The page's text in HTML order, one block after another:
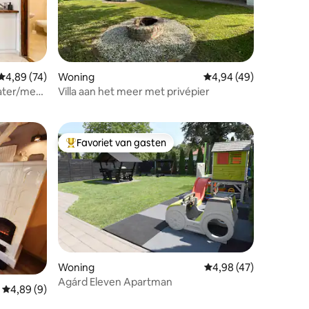
beoordeling van 4,89 uit 5, 74 recensies
4,89 (74)
met
Woning Gemiddelde
4,94 (49)
Villa aan het meer met privépier
Gemiddelde beoordeling van 4,89 uit 5, 9 recensies
4,89 (9)
Topfavoriet van gasten
Favoriet van gasten
Woning Gemiddelde
4,98 (47)
Agárd Eleven Apartman